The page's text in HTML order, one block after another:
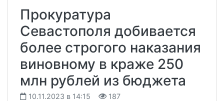
Прокуратура
Севастополя добивается
более строгого наказания
виновному в краже 250
млн рублей из бюджета
10.11.2023 в 14:15 187